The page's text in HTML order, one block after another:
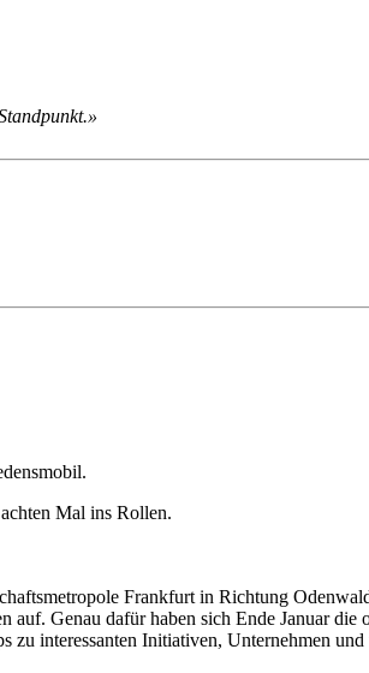
Mal ins Rollen.
Frankfurt in Richtung
Genau dafür haben sich Ende Januar
interessanten Initiativen, Unternehmen